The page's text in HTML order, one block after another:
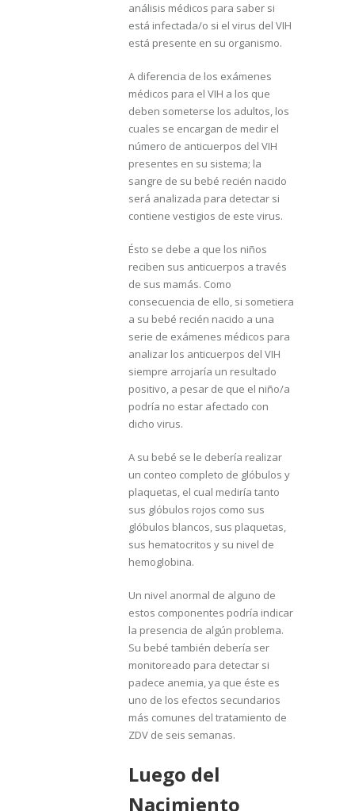
análisis médicos para saber si
está infectada/o si el virus del VIH
está presente en su organismo.
A diferencia de los exámenes
médicos para el VIH a los que
deben someterse los adultos, los
cuales se encargan de medir el
número de anticuerpos del VIH
presentes en su sistema; la
sangre de su bebé recién nacido
será analizada para detectar si
contiene vestigios de este virus.
Ésto se debe a que los niños
reciben sus anticuerpos a través
de sus mamás. Como
consecuencia de ello, si sometiera
a su bebé recién nacido a una
serie de exámenes médicos para
analizar los anticuerpos del VIH
siempre arrojaría un resultado
positivo, a pesar de que el niño/a
podría no estar afectado con
dicho virus.
A su bebé se le debería realizar
un conteo completo de glóbulos y
plaquetas, el cual mediría tanto
sus glóbulos rojos como sus
glóbulos blancos, sus plaquetas,
sus hematocritos y su nivel de
hemoglobina.
Un nivel anormal de alguno de
estos componentes podría indicar
la presencia de algún problema.
Su bebé también debería ser
monitoreado para detectar si
padece anemia, ya que éste es
uno de los efectos secundarios
más comunes del tratamiento de
ZDV de seis semanas.
Luego del
Nacimiento